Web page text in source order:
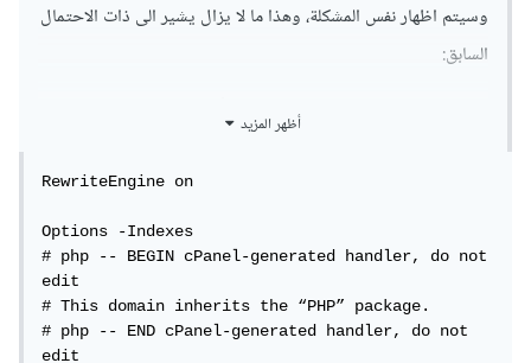
وسيتم اظهار نفس المشكلة، وهذا ما لا يزال يشير الى ذات الاحتمال
السابق:
RewriteRule ^([^/]*)$ /index.php?path=$1
[L]
في حالة التعذر، يرجى ارفاق محتوى ملف htaccess الخاص بك
أظهر المزيد
RewriteEngine on
Options -Indexes
# php -- BEGIN cPanel-generated handler, do not
edit
# This domain inherits the “PHP” package.
# php -- END cPanel-generated handler, do not
edit